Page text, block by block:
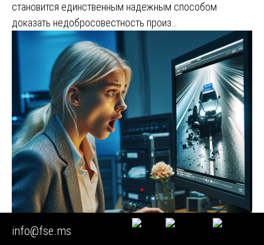
становится единственным надежным способом
доказать недобросовестность произ…
info@fse.ms